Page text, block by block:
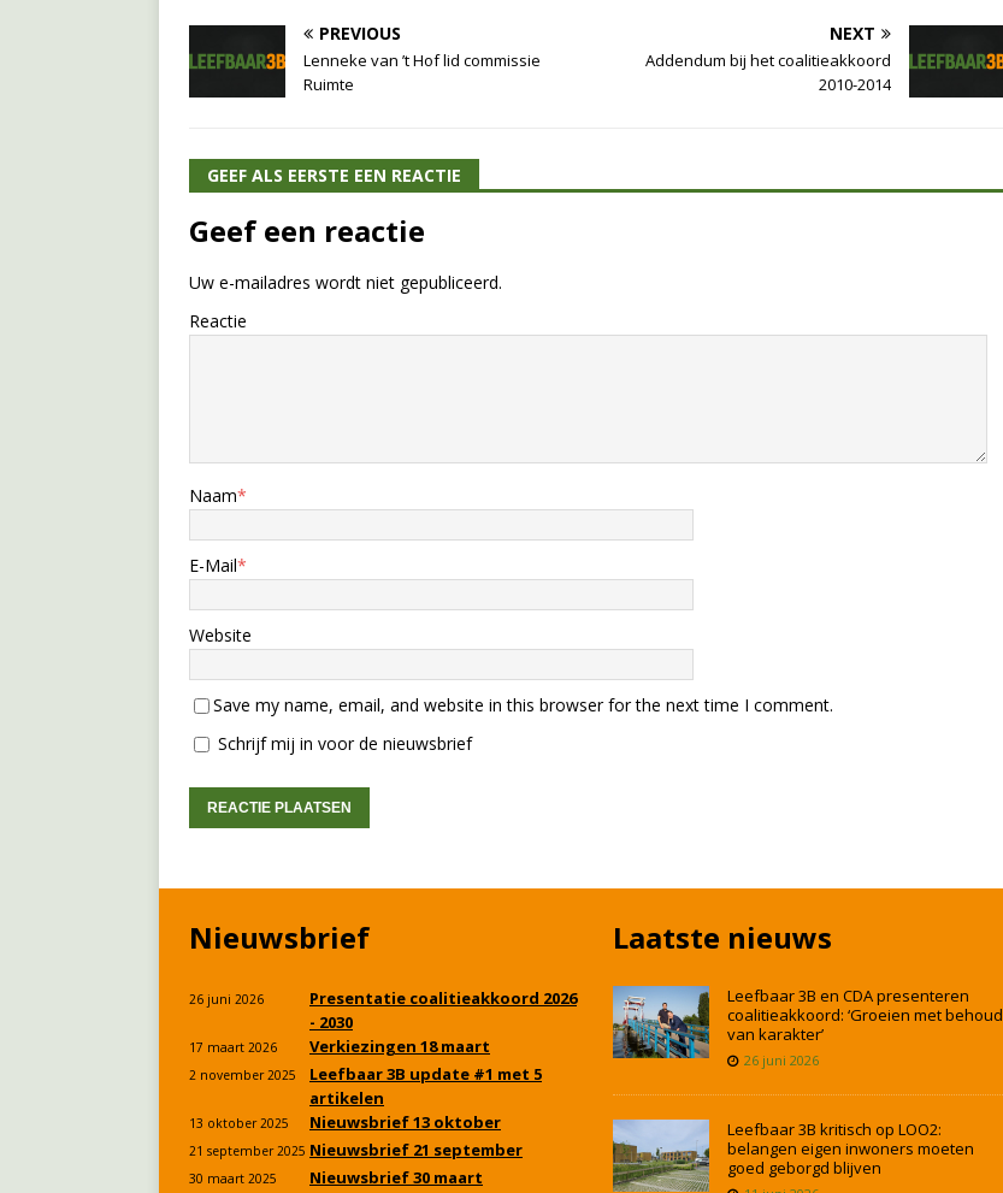
PREVIOUS
Lenneke van ’t Hof lid commissie
Ruimte
NEXT
Addendum bij het coalitieakkoord
2010-2014
GEEF ALS EERSTE EEN REACTIE
Geef een reactie
Uw e-mailadres wordt niet gepubliceerd.
Reactie
Naam*
E-Mail*
Website
Save my name, email, and website in this browser for the next time I comment.
Schrijf mij in voor de nieuwsbrief
Nieuwsbrief
26 juni 2026
Presentatie coalitieakkoord 2026
- 2030
17 maart 2026 Verkiezingen 18 maart
2 november 2025
Leefbaar 3B update #1 met 5
artikelen
13 oktober 2025 Nieuwsbrief 13 oktober
21 september 2025 Nieuwsbrief 21 september
30 maart 2025 Nieuwsbrief 30 maart
Laatste nieuws
Leefbaar 3B en CDA presenteren
coalitieakkoord: ‘Groeien met behoud
van karakter’
26 juni 2026
Leefbaar 3B kritisch op LOO2:
belangen eigen inwoners moeten
goed geborgd blijven